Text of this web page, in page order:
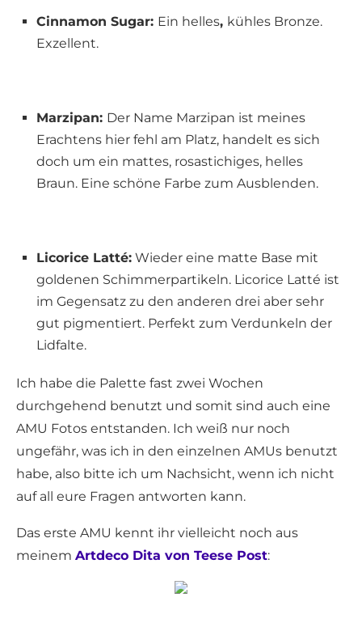
Cinnamon Sugar: Ein helles, kühles Bronze.
Exzellent.
Marzipan: Der Name Marzipan ist meines
Erachtens hier fehl am Platz, handelt es sich
doch um ein mattes, rosastichiges, helles
Braun. Eine schöne Farbe zum Ausblenden.
Licorice Latté: Wieder eine matte Base mit
goldenen Schimmerpartikeln. Licorice Latté ist
im Gegensatz zu den anderen drei aber sehr
gut pigmentiert. Perfekt zum Verdunkeln der
Lidfalte.
Ich habe die Palette fast zwei Wochen
durchgehend benutzt und somit sind auch eine
AMU Fotos entstanden. Ich weiß nur noch
ungefähr, was ich in den einzelnen AMUs benutzt
habe, also bitte ich um Nachsicht, wenn ich nicht
auf all eure Fragen antworten kann.
Das erste AMU kennt ihr vielleicht noch aus
meinem Artdeco Dita von Teese Post: